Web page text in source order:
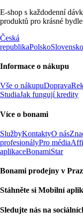
E-shop s každodenní
produktů pro krásné
Česká
republikaPolskoSlovensko
Informace o nákupu
Vše o nákupuDoprava
StudiaJak fungují kredity
Více o bonami
SlužbyKontaktyO nás
profesionályPro média
aplikaceBonamiStar
Bonami prodejny v
Stáhněte si Mobilní
Sledujte nás na